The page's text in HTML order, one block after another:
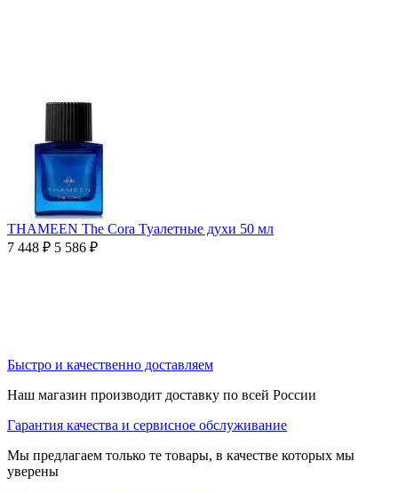
THAMEEN The Cora Туалетные духи 50 мл
7 448 ₽ 5 586 ₽
Быстро и качественно доставляем
Наш магазин производит доставку по всей России
Гарантия качества и сервисное обслуживание
Мы предлагаем только те товары, в качестве которых мы
уверены